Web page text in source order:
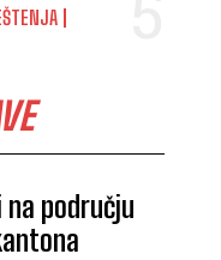
području